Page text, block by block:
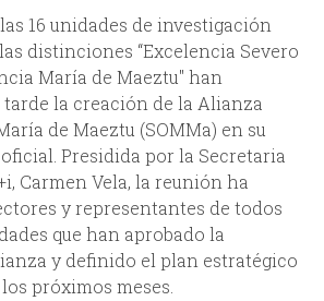
a
16 unidades de investigación
distinciones “Excelencia Severo
María de Maeztu" han
la creación de la Alianza
de Maeztu (SOMMa) en su
Presidida por la Secretaria
Carmen Vela, la reunión ha
y representantes de todos
que han aprobado la
y definido el plan estratégico
próximos meses.